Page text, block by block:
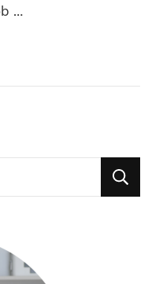
…